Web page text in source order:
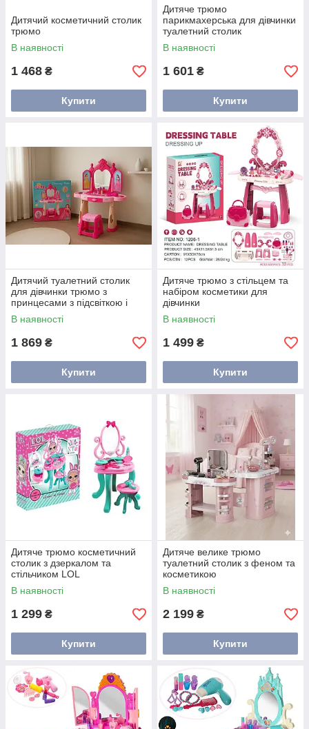
Дитячий косметичний столик
трюмо
В наявності
1 468 ₴
Купити
Дитяче трюмо
парикмахерська для дівчинки
туалетний столик
В наявності
1 601 ₴
Купити
Дитячий туалетний столик
для дівчинки трюмо з
принцесами з підсвіткою і
звуками
В наявності
1 869 ₴
Купити
Дитяче трюмо з стільцем та
набіром косметики для
дівчинки
В наявності
1 499 ₴
Купити
Дитяче трюмо косметичний
столик з дзеркалом та
стільчиком LOL
В наявності
1 299 ₴
Купити
Дитяче велике трюмо
туалетний столик з феном та
косметикою
В наявності
2 199 ₴
Купити